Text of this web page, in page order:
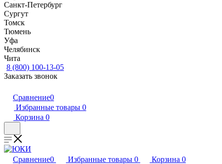
Санкт-Петербург
Сургут
Томск
Тюмень
Уфа
Челябинск
Чита
8 (800) 100-13-05
Заказать звонок
Сравнение0
Избранные товары 0
Корзина 0
Сравнение0 Избранные товары 0 Корзина 0